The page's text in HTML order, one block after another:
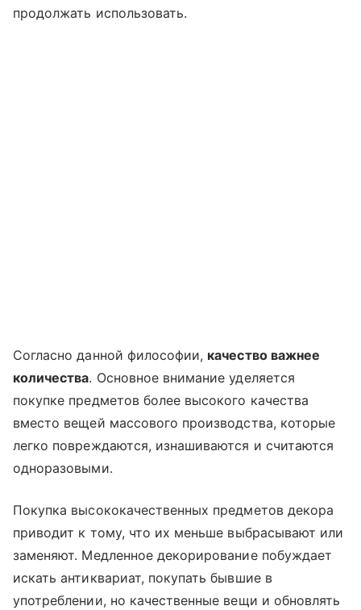
продолжать использовать.
Согласно данной философии, качество важнее
количества. Основное внимание уделяется
покупке предметов более высокого качества
вместо вещей массового производства, которые
легко повреждаются, изнашиваются и считаются
одноразовыми.
Покупка высококачественных предметов декора
приводит к тому, что их меньше выбрасывают или
заменяют. Медленное декорирование побуждает
искать антиквариат, покупать бывшие в
употреблении, но качественные вещи и обновлять